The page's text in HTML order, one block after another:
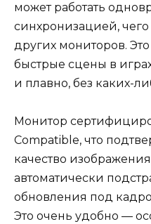
может работать
синхронизацией,
других мониторов.
быстрые сцены в
и плавно, без каких-
Монитор
Compatible, что
качество
автоматически
обновления под
Это очень удобно —